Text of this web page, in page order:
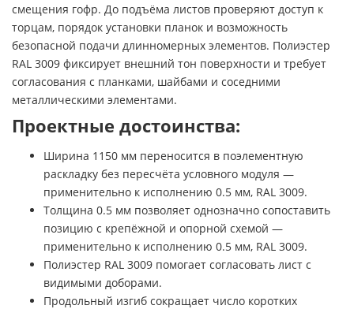
смещения гофр. До подъёма листов проверяют доступ к
торцам, порядок установки планок и возможность
безопасной подачи длинномерных элементов. Полиэстер
RAL 3009 фиксирует внешний тон поверхности и требует
согласования с планками, шайбами и соседними
металлическими элементами.
Проектные достоинства:
Ширина 1150 мм переносится в поэлементную
раскладку без пересчёта условного модуля —
применительно к исполнению 0.5 мм, RAL 3009.
Толщина 0.5 мм позволяет однозначно сопоставить
позицию с крепёжной и опорной схемой —
применительно к исполнению 0.5 мм, RAL 3009.
Полиэстер RAL 3009 помогает согласовать лист с
видимыми доборами.
Продольный изгиб сокращает число коротких